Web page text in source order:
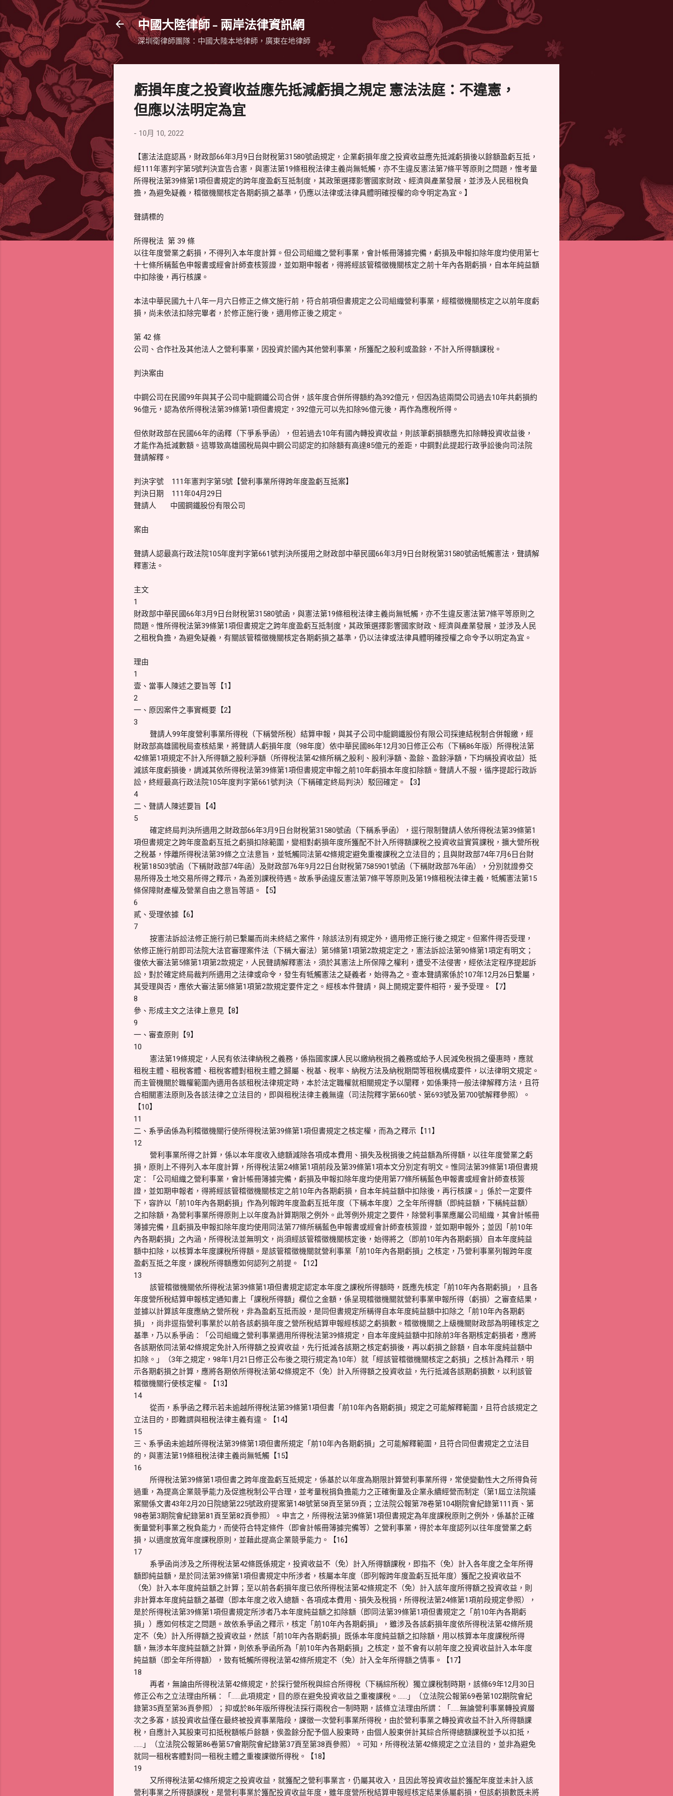
中國大陸律師 - 兩岸法律資訊網
深圳衛律師團隊：中國大陸本地律師，廣東在地律師
虧損年度之投資收益應先抵減虧損之規定 憲法法庭：不違憲，
但應以法明定為宜
- 10月 10, 2022
【憲法法庭認爲，財政部66年3月9日台財稅第31580號函規定，企業虧損年度之投資收益應先抵減虧損後以餘額盈虧互抵，
經111年憲判字第5號判決宣告合憲，與憲法第19條租稅法律主義尚無牴觸，亦不生違反憲法第7條平等原則之問題，惟考量
所得稅法第39條第1項但書規定的跨年度盈虧互抵制度，其政策選擇影響國家財政、經濟與產業發展，並涉及人民租稅負
擔，為避免疑義，稽徵機關核定各期虧損之基準，仍應以法律或法律具體明確授權的命令明定為宜。】
聲請標的
所得稅法 第 39 條
以往年度營業之虧損，不得列入本年度計算。但公司組織之營利事業，會計帳冊簿據完備，虧損及申報扣除年度均使用第七
十七條所稱藍色申報書或經會計師查核簽證，並如期申報者，得將經該管稽徵機關核定之前十年內各期虧損，自本年純益額
中扣除後，再行核課。
本法中華民國九十八年一月六日修正之條文施行前，符合前項但書規定之公司組織營利事業，經稽徵機關核定之以前年度虧
損，尚未依法扣除完畢者，於修正施行後，適用修正後之規定。
第 42 條
公司、合作社及其他法人之營利事業，因投資於國內其他營利事業，所獲配之股利或盈餘，不計入所得額課稅。
判決案由
中鋼公司在民國99年與其子公司中龍鋼鐵公司合併，該年度合併所得額約為392億元，但因為這兩間公司過去10年共虧損約
96億元，認為依所得稅法第39條第1項但書規定，392億元可以先扣除96億元後，再作為應稅所得。
但依財政部在民國66年的函釋（下爭系爭函），但若過去10年有國內轉投資收益，則該筆虧損額應先扣除轉投資收益後，
才能作為抵減數額。這導致高雄國稅局與中鋼公司認定的扣除額有高達85億元的差距，中鋼對此提起行政爭訟後向司法院
聲請解釋。
判決字號 111年憲判字第5號【營利事業所得跨年度盈虧互抵案】
判決日期 111年04月29日
聲請人 中國鋼鐵股份有限公司
案由
聲請人認最高行政法院105年度判字第661號判決所援用之財政部中華民國66年3月9日台財稅第31580號函牴觸憲法，聲請解
釋憲法。
主文
1
財政部中華民國66年3月9日台財稅第31580號函，與憲法第19條租稅法律主義尚無牴觸，亦不生違反憲法第7條平等原則之
問題。惟所得稅法第39條第1項但書規定之跨年度盈虧互抵制度，其政策選擇影響國家財政、經濟與產業發展，並涉及人民
之租稅負擔，為避免疑義，有關該管稽徵機關核定各期虧損之基準，仍以法律或法律具體明確授權之命令予以明定為宜。
理由
1
壹、當事人陳述之要旨等【1】
2
一、原因案件之事實概要【2】
3
聲請人99年度營利事業所得稅（下稱營所稅）結算申報，與其子公司中龍鋼鐵股份有限公司採連結稅制合併報繳，經
財政部高雄國稅局查核結果，將聲請人虧損年度（98年度）依中華民國86年12月30日修正公布（下稱86年版）所得稅法第
42條第1項規定不計入所得額之股利淨額（所得稅法第42條所稱之股利、股利淨額、盈餘、盈餘淨額，下均稱投資收益）抵
減該年度虧損後，調減其依所得稅法第39條第1項但書規定申報之前10年虧損本年度扣除額。聲請人不服，循序提起行政訴
訟，終經最高行政法院105年度判字第661號判決（下稱確定終局判決）駁回確定。【3】
4
二、聲請人陳述要旨【4】
5
確定終局判決所適用之財政部66年3月9日台財稅第31580號函（下稱系爭函），逕行限制聲請人依所得稅法第39條第1
項但書規定之跨年度盈虧互抵之虧損扣除範圍，變相對虧損年度所獲配不計入所得額課稅之投資收益實質課稅，擴大營所稅
之稅基，悖離所得稅法第39條之立法意旨，並牴觸同法第42條規定避免重複課稅之立法目的；且與財政部74年7月6日台財
稅第18503號函（下稱財政部74年函）及財政部76年9月22日台財稅第7585901號函（下稱財政部76年函），分別就證劵交
易所得及土地交易所得之釋示，為差別課稅待遇。故系爭函違反憲法第7條平等原則及第19條租稅法律主義，牴觸憲法第15
條保障財產權及營業自由之意旨等語。【5】
6
貳、受理依據【6】
7
按憲法訴訟法修正施行前已繫屬而尚未終結之案件，除該法別有規定外，適用修正施行後之規定。但案件得否受理，
依修正施行前即司法院大法官審理案件法（下稱大審法）第5條第1項第2款規定定之，憲法訴訟法第90條第1項定有明文；
復依大審法第5條第1項第2款規定，人民聲請解釋憲法，須於其憲法上所保障之權利，遭受不法侵害，經依法定程序提起訴
訟，對於確定終局裁判所適用之法律或命令，發生有牴觸憲法之疑義者，始得為之。查本聲請案係於107年12月26日繫屬，
其受理與否，應依大審法第5條第1項第2款規定要件定之。經核本件聲請，與上開規定要件相符，爰予受理。【7】
8
參、形成主文之法律上意見【8】
9
一、審查原則【9】
10
憲法第19條規定，人民有依法律納稅之義務，係指國家課人民以繳納稅捐之義務或給予人民減免稅捐之優惠時，應就
租稅主體、租稅客體、租稅客體對租稅主體之歸屬、稅基、稅率、納稅方法及納稅期間等租稅構成要件，以法律明文規定。
而主管機關於職權範圍內適用各該租稅法律規定時，本於法定職權就相關規定予以闡釋，如係秉持一般法律解釋方法，且符
合相關憲法原則及各該法律之立法目的，即與租稅法律主義無違（司法院釋字第660號、第693號及第700號解釋參照）。
【10】
11
二、系爭函係為利稽徵機關行使所得稅法第39條第1項但書規定之核定權，而為之釋示【11】
12
營利事業所得之計算，係以本年度收入總額減除各項成本費用、損失及稅捐後之純益額為所得額，以往年度營業之虧
損，原則上不得列入本年度計算，所得稅法第24條第1項前段及第39條第1項本文分別定有明文。惟同法第39條第1項但書規
定：「公司組織之營利事業，會計帳冊簿據完備，虧損及申報扣除年度均使用第77條所稱藍色申報書或經會計師查核簽
證，並如期申報者，得將經該管稽徵機關核定之前10年內各期虧損，自本年純益額中扣除後，再行核課。」係於一定要件
下，容許以「前10年內各期虧損」作為列報跨年度盈虧互抵年度（下稱本年度）之全年所得額（即純益額，下稱純益額）
之扣除額，為營利事業所得原則上以年度為計算期限之例外。此等例外規定之要件，除營利事業應屬公司組織，其會計帳冊
簿據完備，且虧損及申報扣除年度均使用同法第77條所稱藍色申報書或經會計師查核簽證，並如期申報外；並因「前10年
內各期虧損」之內涵，所得稅法並無明文，尚須經該管稽徵機關核定後，始得將之（即前10年內各期虧損）自本年度純益
額中扣除，以核算本年度課稅所得額。是該管稽徵機關就營利事業「前10年內各期虧損」之核定，乃營利事業列報跨年度
盈虧互抵之年度，課稅所得額應如何認列之前提。【12】
13
該管稽徵機關依所得稅法第39條第1項但書規定認定本年度之課稅所得額時，既應先核定「前10年內各期虧損」，且各
年度營所稅結算申報核定通知書上「課稅所得額」欄位之金額，係呈現稽徵機關就營利事業申報所得（虧損）之審查結果，
並據以計算該年度應納之營所稅，非為盈虧互抵而設，是同但書規定所稱得自本年度純益額中扣除之「前10年內各期虧
損」，尚非逕指營利事業於以前各該虧損年度之營所稅結算申報經核認之虧損數。稽徵機關之上級機關財政部為明確核定之
基準，乃以系爭函：「公司組織之營利事業適用所得稅法第39條規定，自本年度純益額中扣除前3年各期核定虧損者，應將
各該期依同法第42條規定免計入所得額之投資收益，先行抵減各該期之核定虧損後，再以虧損之餘額，自本年度純益額中
扣除。」（3年之規定，98年1月21日修正公布後之現行規定為10年）就「經該管稽徵機關核定之虧損」之核計為釋示，明
示各期虧損之計算，應將各期依所得稅法第42條規定不（免）計入所得額之投資收益，先行抵減各該期虧損數，以利該管
稽徵機關行使核定權。【13】
14
從而，系爭函之釋示若未逾越所得稅法第39條第1項但書「前10年內各期虧損」規定之可能解釋範圍，且符合該規定之
立法目的，即難謂與租稅法律主義有違。【14】
15
三、系爭函未逾越所得稅法第39條第1項但書所規定「前10年內各期虧損」之可能解釋範圍，且符合同但書規定之立法目
的，與憲法第19條租稅法律主義尚無牴觸【15】
16
所得稅法第39條第1項但書之跨年度盈虧互抵規定，係基於以年度為期限計算營利事業所得，常使變動性大之所得負荷
過重，為提高企業競爭能力及促進稅制公平合理，並考量稅捐負擔能力之正確衡量及企業永續經營而制定（第1屆立法院議
案關係文書43年2月20日院總第225號政府提案第148號第58頁至第59頁；立法院公報第78卷第104期院會紀錄第111頁、第
98卷第3期院會紀錄第81頁至第82頁參照）。申言之，所得稅法第39條第1項但書規定為年度課稅原則之例外，係基於正確
衡量營利事業之稅負能力，而使符合特定條件（即會計帳冊簿據完備等）之營利事業，得於本年度認列以往年度營業之虧
損，以適度放寬年度課稅原則，並藉此提高企業競爭能力。【16】
17
系爭函尚涉及之所得稅法第42條既係規定，投資收益不（免）計入所得額課稅，即指不（免）計入各年度之全年所得
額即純益額，是於同法第39條第1項但書規定中所涉者，核屬本年度（即列報跨年度盈虧互抵年度）獲配之投資收益不
（免）計入本年度純益額之計算；至以前各虧損年度已依所得稅法第42條規定不（免）計入該年度所得額之投資收益，則
非計算本年度純益額之基礎（即本年度之收入總額、各項成本費用、損失及稅捐，所得稅法第24條第1項前段規定參照），
是於所得稅法第39條第1項但書規定所涉者乃本年度純益額之扣除額（即同法第39條第1項但書規定之「前10年內各期虧
損」）應如何核定之問題。故依系爭函之釋示，核定「前10年內各期虧損」，雖涉及各該虧損年度依所得稅法第42條所規
定不（免）計入所得額之投資收益，然該「前10年內各期虧損」既係本年度純益額之扣除額，用以核算本年度課稅所得
額，無涉本年度純益額之計算，則依系爭函所為「前10年內各期虧損」之核定，並不會有以前年度之投資收益計入本年度
純益額（即全年所得額），致有牴觸所得稅法第42條所規定不（免）計入全年所得額之情事。【17】
18
再者，無論由所得稅法第42條規定，於採行營所稅與綜合所得稅（下稱綜所稅）獨立課稅制時期，該條69年12月30日
修正公布之立法理由所稱：「……此項規定，目的原在避免投資收益之重複課稅。……」（立法院公報第69卷第102期院會紀
錄第35頁至第36頁參照）；抑或於86年版所得稅法採行兩稅合一制時期，該條立法理由所謂：「……無論營利事業轉投資層
次之多寡，該投資收益僅在最終被投資事業階段，課徵一次營利事業所得稅，由於營利事業之轉投資收益不計入所得額課
稅，自應計入其股東可扣抵稅額帳戶餘額，俟盈餘分配予個人股東時，由個人股東併計其綜合所得總額課稅並予以扣抵，
……」（立法院公報第86卷第57會期院會紀錄第37頁至第38頁參照）。可知，所得稅法第42條規定之立法目的，並非為避免
就同一租稅客體對同一租稅主體之重複課徵所得稅。【18】
19
又所得稅法第42條所規定之投資收益，就獲配之營利事業言，仍屬其收入，且因此等投資收益於獲配年度並未計入該
營利事業之所得額課稅，是營利事業於獲配投資收益年度，雖年度營所稅結算申報經核定結果係屬虧損，但該虧損數既未將